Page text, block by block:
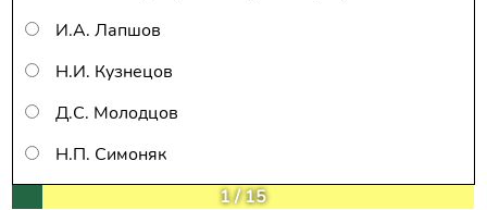
И.А. Лапшов
Н.И. Кузнецов
Д.С. Молодцов
Н.П. Симоняк
1/15